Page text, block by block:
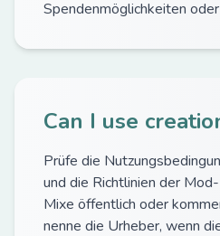
Spendenmöglichkeiten
Can I use
Prüfe die
und die Richtlinien der
Mixe öffentlich oder
nenne die Urheber, wenn